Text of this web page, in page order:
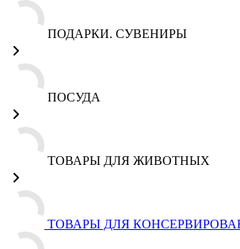
ПОДАРКИ. СУВЕНИРЫ
ПОСУДА
ТОВАРЫ ДЛЯ ЖИВОТНЫХ
ТОВАРЫ ДЛЯ